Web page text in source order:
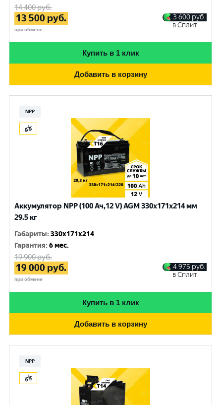
14 400руб.
13 500 руб.
при обмене
3 600 руб.
в Сплит
Купить в 1 клик
Добавить в корзину
NPP
Аккумулятор NPP (100 Ач,12 V) AGM 330x171x214 мм
29.5 кг
Габариты:330x171x214
Гарантия:6 мес.
19 900руб.
19 000 руб.
при обмене
4 975 руб.
в Сплит
Купить в 1 клик
Добавить в корзину
NPP